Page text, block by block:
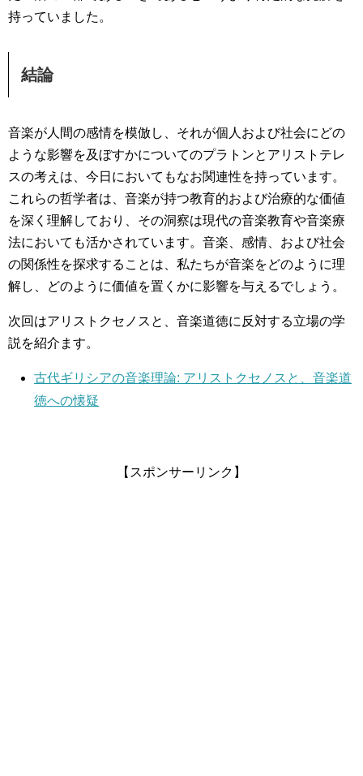
持っていました。
結論
音楽が人間の感情を模倣し、それが個人および社会にどの
ような影響を及ぼすかについてのプラトンとアリストテレ
スの考えは、今日においてもなお関連性を持っています。
これらの哲学者は、音楽が持つ教育的および治療的な価値
を深く理解しており、その洞察は現代の音楽教育や音楽療
法においても活かされています。音楽、感情、および社会
の関係性を探求することは、私たちが音楽をどのように理
解し、どのように価値を置くかに影響を与えるでしょう。
次回はアリストクセノスと、音楽道徳に反対する立場の学
説を紹介ます。
古代ギリシアの音楽理論: アリストクセノスと、音楽道
徳への懐疑
【スポンサーリンク】